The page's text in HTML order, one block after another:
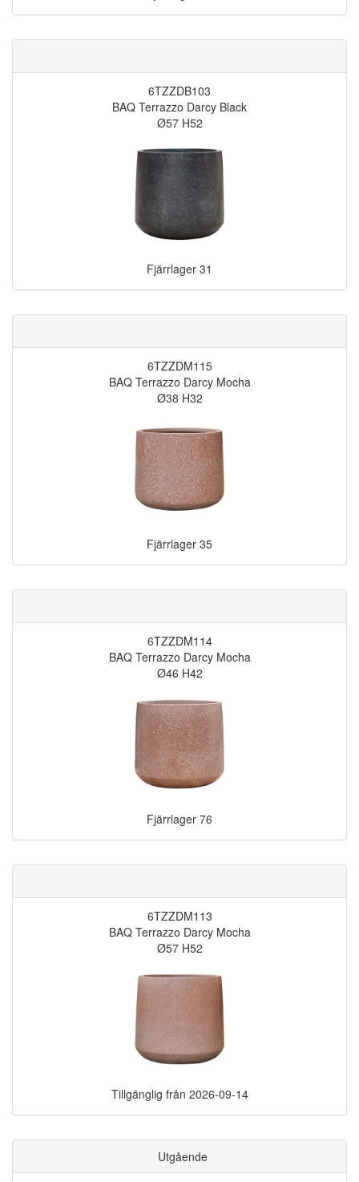
6TZZDB103
BAQ Terrazzo Darcy Black
Ø57 H52
Fjärrlager 31
6TZZDM115
BAQ Terrazzo Darcy Mocha
Ø38 H32
Fjärrlager 35
6TZZDM114
BAQ Terrazzo Darcy Mocha
Ø46 H42
Fjärrlager 76
6TZZDM113
BAQ Terrazzo Darcy Mocha
Ø57 H52
Tillgänglig från 2026-09-14
Utgående